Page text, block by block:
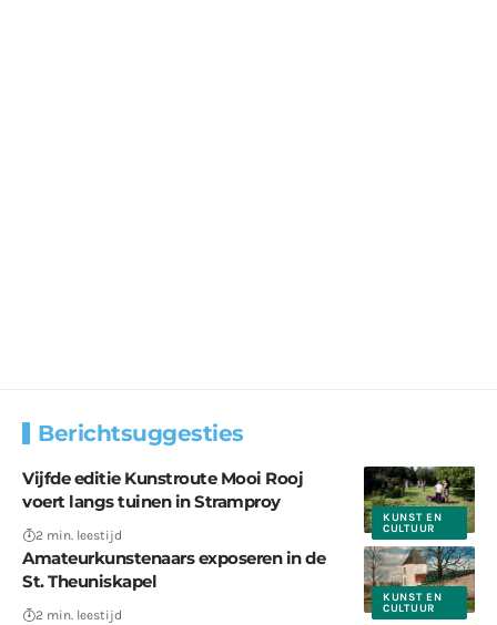
Berichtsuggesties
KUNST EN
CULTUUR
Vijfde editie Kunstroute Mooi Rooj
voert langs tuinen in Stramproy
2 min. leestijd
KUNST EN
CULTUUR
Amateurkunstenaars exposeren in de
St. Theuniskapel
2 min. leestijd